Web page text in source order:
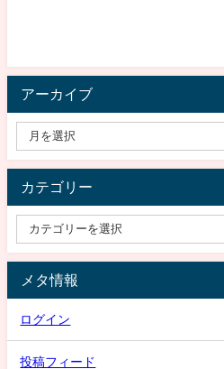
アーカイブ
カテゴリー
メタ情報
ログイン
投稿フィード